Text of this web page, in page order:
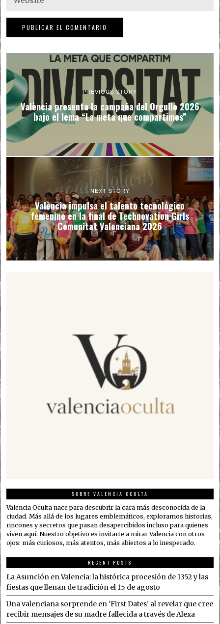
PREVIOUS STORY
València presenta la campaña del Orgullo 2026
bajo el lema “La meta que compartimos”
NEXT STORY
València impulsa el talento tecnológico
femenino en la final de Technovation Girls
Comunitat Valenciana 2026
SOBRE VALENCIA OCULTA
Valencia Oculta nace para descubrir la cara más desconocida de la
ciudad. Más allá de los lugares emblemáticos, exploramos historias,
rincones y secretos que pasan desapercibidos incluso para quienes
viven aquí. Nuestro objetivo es invitarte a mirar Valencia con otros
ojos: más curiosos, más atentos, más abiertos a lo inesperado.
RECENT POSTS
La Asunción en Valencia: la histórica procesión de 1352 y las
fiestas que llenan de tradición el 15 de agosto
Una valenciana sorprende en ‘First Dates’ al revelar que cree
recibir mensajes de su madre fallecida a través de Alexa